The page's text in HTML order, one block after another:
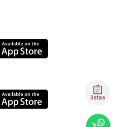
listas